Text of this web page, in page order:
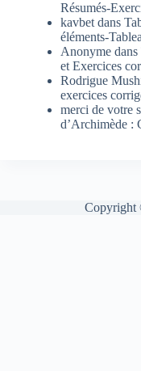
Résumés-
kavbet dans
éléments-
Anonyme dans
et Exercices
Rodrigue
exercices
merci de votre
d’Archimède :
Copyright